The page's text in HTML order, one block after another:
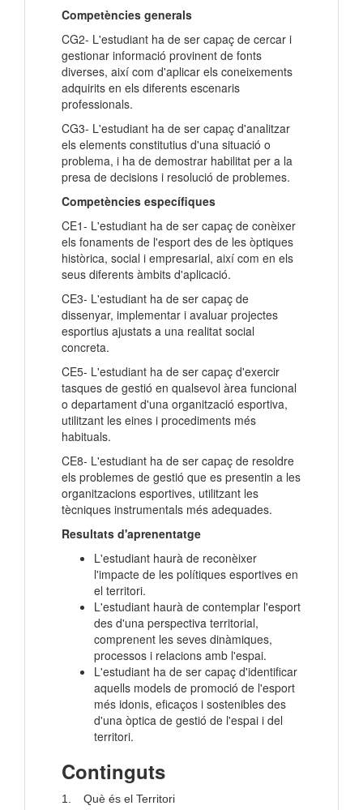
Competències generals
CG2- L'estudiant ha de ser capaç de cercar i
gestionar informació provinent de fonts
diverses, així com d'aplicar els coneixements
adquirits en els diferents escenaris
professionals.
CG3- L'estudiant ha de ser capaç d'analitzar
els elements constitutius d'una situació o
problema, i ha de demostrar habilitat per a la
presa de decisions i resolució de problemes.
Competències específiques
CE1- L'estudiant ha de ser capaç de conèixer
els fonaments de l'esport des de les òptiques
històrica, social i empresarial, així com en els
seus diferents àmbits d'aplicació.
CE3- L'estudiant ha de ser capaç de
dissenyar, implementar i avaluar projectes
esportius ajustats a una realitat social
concreta.
CE5- L'estudiant ha de ser capaç d'exercir
tasques de gestió en qualsevol àrea funcional
o departament d'una organització esportiva,
utilitzant les eines i procediments més
habituals.
CE8- L'estudiant ha de ser capaç de resoldre
els problemes de gestió que es presentin a les
organitzacions esportives, utilitzant les
tècniques instrumentals més adequades.
Resultats d'aprenentatge
L'estudiant haurà de reconèixer
l'impacte de les polítiques esportives en
el territori.
L'estudiant haurà de contemplar l'esport
des d'una perspectiva territorial,
comprenent les seves dinàmiques,
processos i relacions amb l'espai.
L'estudiant ha de ser capaç d'identificar
aquells models de promoció de l'esport
més idonis, eficaços i sostenibles des
d'una òptica de gestió de l'espai i del
territori.
Continguts
1. Què és el Territori